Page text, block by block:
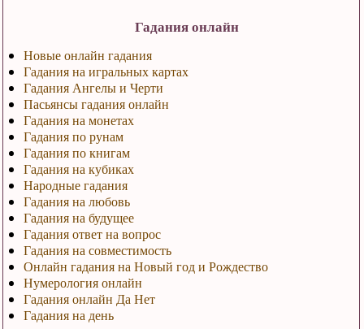
Гадания онлайн
Новые онлайн гадания
Гадания на игральных картах
Гадания Ангелы и Черти
Пасьянсы гадания онлайн
Гадания на монетах
Гадания по рунам
Гадания по книгам
Гадания на кубиках
Народные гадания
Гадания на любовь
Гадания на будущее
Гадания ответ на вопрос
Гадания на совместимость
Онлайн гадания на Новый год и Рождество
Нумерология онлайн
Гадания онлайн Да Нет
Гадания на день